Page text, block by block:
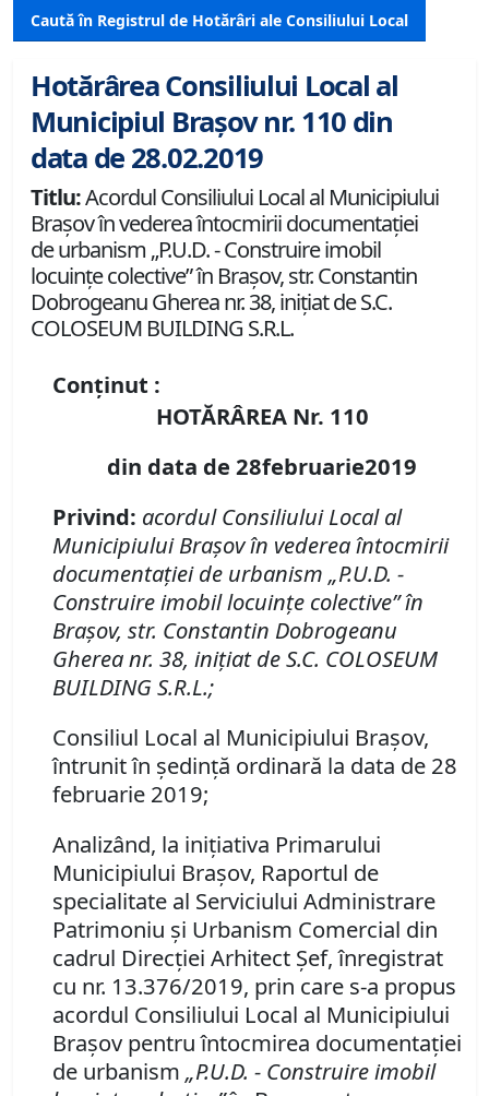
Caută în Registrul de Hotărâri ale Consiliului Local
Hotărârea Consiliului Local al
Municipiul Brașov nr. 110 din
data de 28.02.2019
Titlu:Acordul Consiliului Local al Municipiului
Braşov în vederea întocmirii documentaţiei
de urbanism „P.U.D. - Construire imobil
locuinţe colective” în Braşov, str. Constantin
Dobrogeanu Gherea nr. 38, iniţiat de S.C.
COLOSEUM BUILDING S.R.L.
Conținut :
HOTĂRÂREA Nr. 110
din data de 28februarie2019
Privind: acordul Consiliului Local al
Municipiului Braşov în vederea întocmirii
documentaţiei de urbanism „P.U.D. -
Construire imobil locuinţe colective” în
Braşov, str. Constantin Dobrogeanu
Gherea nr. 38, iniţiat de S.C. COLOSEUM
BUILDING S.R.L.;
Consiliul Local al Municipiului Braşov,
întrunit în şedinţă ordinară la data de 28
februarie 2019;
Analizând, la iniţiativa Primarului
Municipiului Braşov, Raportul de
specialitate al Serviciului Administrare
Patrimoniu şi Urbanism Comercial din
cadrul Direcţiei Arhitect Şef, înregistrat
cu nr. 13.376/2019, prin care s-a propus
acordul Consiliului Local al Municipiului
Braşov pentru întocmirea documentaţiei
de urbanism „P.U.D. - Construire imobil